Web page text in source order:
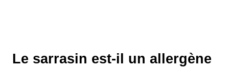
Le sarrasin est-il un allergène